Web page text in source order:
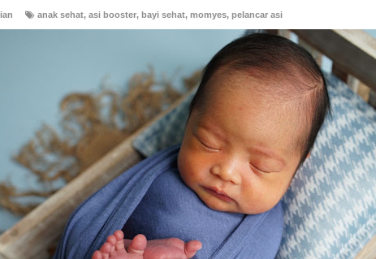
anak sehat, asi booster, bayi sehat, momyes, pelancar asi